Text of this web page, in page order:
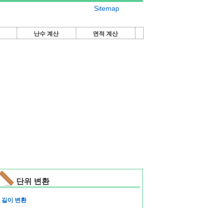
Sitemap
난수 계산 면적 계산
단위 변환
길이 변환